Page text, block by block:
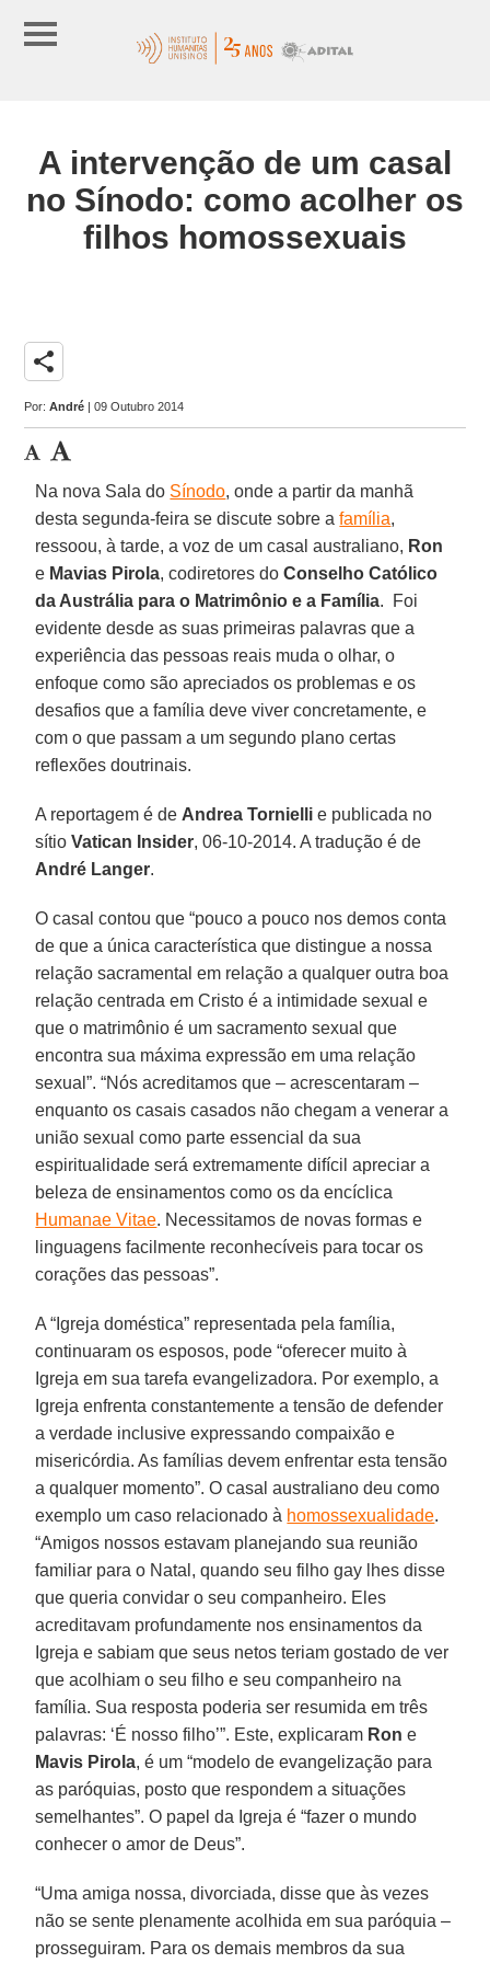
A intervenção de um casal
no Sínodo: como acolher os
filhos homossexuais
share
Por:André | 09 Outubro 2014
Na nova Sala do Sínodo, onde a partir da manhã
desta segunda-feira se discute sobre afamília,
ressoou, à tarde, a voz de um casal australiano, Ron
e Mavias Pirola, codiretores doConselho Católico
da Austrália para o Matrimônio e a Família. Foi
evidente desde as suas primeiras palavras que a
experiência das pessoas reais muda o olhar, o
enfoque como são apreciados os problemas e os
desafios que a família deve viver concretamente, e
com o que passam a um segundo plano certas
reflexões doutrinais.
A reportagem é de Andrea Tornielli e publicada no
sítioVatican Insider, 06-10-2014. A tradução é de
André Langer.
O casal contou que “pouco a pouco nos demos conta
de que a única característica que distingue a nossa
relação sacramental em relação a qualquer outra boa
relação centrada em Cristo é a intimidade sexual e
que o matrimônio é um sacramento sexual que
encontra sua máxima expressão em uma relação
sexual”. “Nós acreditamos que – acrescentaram –
enquanto os casais casados não chegam a venerar a
união sexual como parte essencial da sua
espiritualidade será extremamente difícil apreciar a
beleza de ensinamentos como os da encíclica
Humanae Vitae. Necessitamos de novas formas e
linguagens facilmente reconhecíveis para tocar os
corações das pessoas”.
A “Igreja doméstica” representada pela família,
continuaram os esposos, pode “oferecer muito à
Igreja em sua tarefa evangelizadora. Por exemplo, a
Igreja enfrenta constantemente a tensão de defender
a verdade inclusive expressando compaixão e
misericórdia. As famílias devem enfrentar esta tensão
a qualquer momento”. O casal australiano deu como
exemplo um caso relacionado à homossexualidade.
“Amigos nossos estavam planejando sua reunião
familiar para o Natal, quando seu filho gay lhes disse
que queria convidar o seu companheiro. Eles
acreditavam profundamente nos ensinamentos da
Igreja e sabiam que seus netos teriam gostado de ver
que acolhiam o seu filho e seu companheiro na
família. Sua resposta poderia ser resumida em três
palavras: ‘É nosso filho’”. Este, explicaram Ron e
Mavis Pirola, é um “modelo de evangelização para
as paróquias, posto que respondem a situações
semelhantes”. O papel da Igreja é “fazer o mundo
conhecer o amor de Deus”.
“Uma amiga nossa, divorciada, disse que às vezes
não se sente plenamente acolhida em sua paróquia –
prosseguiram. Para os demais membros da sua